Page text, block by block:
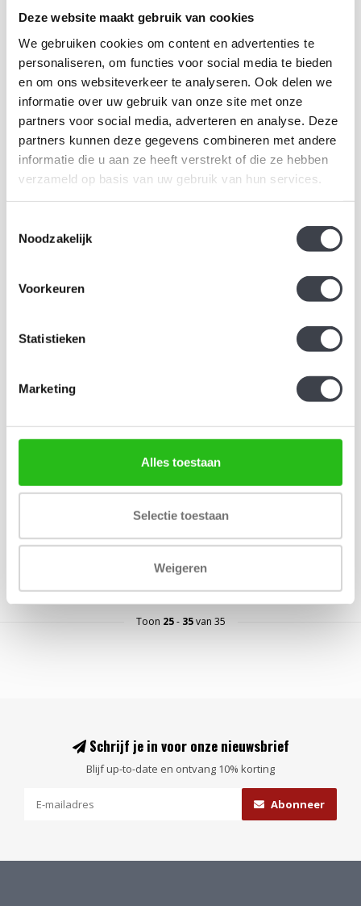
Deze website maakt gebruik van cookies
We gebruiken cookies om content en advertenties te
personaliseren, om functies voor social media te bieden
en om ons websiteverkeer te analyseren. Ook delen we
informatie over uw gebruik van onze site met onze
partners voor social media, adverteren en analyse. Deze
partners kunnen deze gegevens combineren met andere
informatie die u aan ze heeft verstrekt of die ze hebben
verzameld op basis van uw gebruik van hun services.
Noodzakelijk
Voorkeuren
Statistieken
Marketing
Alles toestaan
Selectie toestaan
Weigeren
Orpheus Mats Jonasson
Wandobject Orpheus van
€3.600,00
Ahus Glaskunst
Prachtig glaskunst object
€495,00
Leerdam glaskunst design
ontworpen voor Kristal-Glas
Toon 25- 35van 35
Schrijf je in voor onze nieuwsbrief
Blijf up-to-date en ontvang 10% korting
Abonneer